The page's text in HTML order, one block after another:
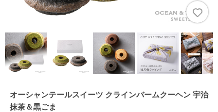
オーシャンテールスイーツ クラインバームクーヘン 宇治
抹茶＆黒ごま